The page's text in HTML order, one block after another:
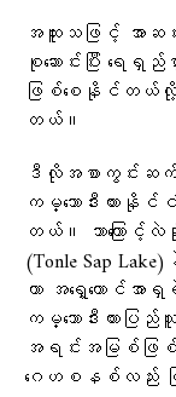
အထူးသဖြင့် အာဆ
စုဆောင်းပြီး ရေ
ဖြစ်စေနိုင်တယ်လို့
တယ်။
ဒီလိုအစာကွင်း
ကမ္ဘောဒီးယား
တယ်။ ဘာကြောင့်လဲ
(Tonle Sap
ဟာ အရှေ့တောင်အာ
ကမ္ဘောဒီးယားပြ
အရင်းအမြစ်ဖြ
ဂေဟစနစ်လည်း